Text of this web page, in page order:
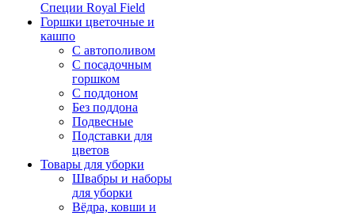
Специи Royal Field
Горшки цветочные и
кашпо
С автополивом
С посадочным
горшком
С поддоном
Без поддона
Подвесные
Подставки для
цветов
Товары для уборки
Швабры и наборы
для уборки
Вёдра, ковши и